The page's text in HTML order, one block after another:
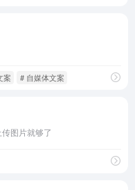
案 # 自媒体文案
图片就够了